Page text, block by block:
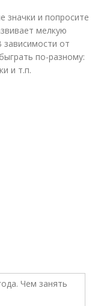
значки и попросите
мелкую
зависимости от
по-разному:
и т.п.